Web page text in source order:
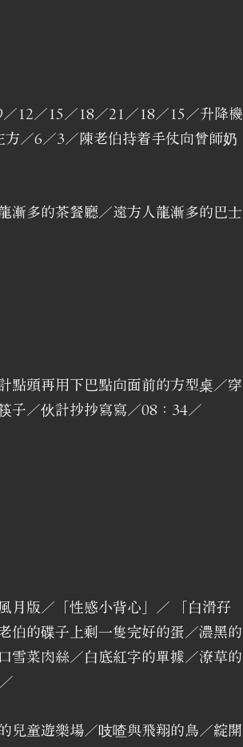
12／15／18／21／18／15／升降機
／6／3／陳老伯持着手仗向曾師奶
漸多的茶餐廳／遠方人龍漸多的巴士
點頭再用下巴點向面前的方型桌／穿
子／伙計抄抄寫寫／08：34／
月版／「性感小背心」／ 「白滑孖
伯的碟子上剩一隻完好的蛋／濃黑的
雪菜肉絲／白底紅字的單據／潦草的
兒童遊樂場／吱喳與飛翔的鳥／綻開